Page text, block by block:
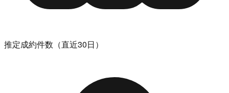
推定成約件数（直近30日）